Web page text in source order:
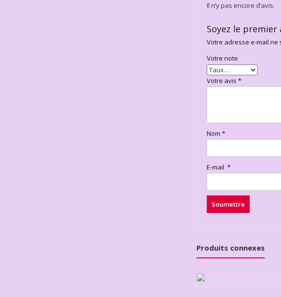
Il n’y pas encore d’avis.
Soyez le premier
Votre adresse e-mail ne
Votre note
Votre avis *
Nom *
E-mail *
Produits connexes